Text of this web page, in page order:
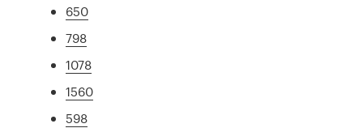
650
798
1078
1560
598